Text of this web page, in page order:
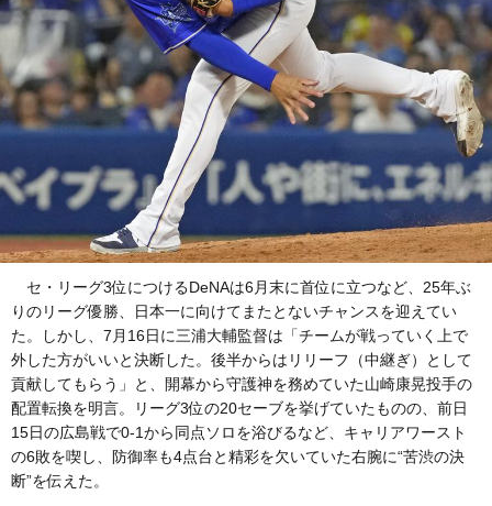
セ・リーグ3位につけるDeNAは6月末に首位に立つなど、25年ぶ
りのリーグ優勝、日本一に向けてまたとないチャンスを迎えてい
た。しかし、7月16日に三浦大輔監督は「チームが戦っていく上で
外した方がいいと決断した。後半からはリリーフ（中継ぎ）として
貢献してもらう」と、開幕から守護神を務めていた山崎康晃投手の
配置転換を明言。リーグ3位の20セーブを挙げていたものの、前日
15日の広島戦で0-1から同点ソロを浴びるなど、キャリアワースト
の6敗を喫し、防御率も4点台と精彩を欠いていた右腕に“苦渋の決
断”を伝えた。